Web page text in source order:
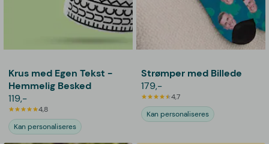
Krus med Egen Tekst -
Hemmelig Besked
119,-
4,8
Kan personaliseres
Strømper med Billede
179,-
4,7
Kan personaliseres